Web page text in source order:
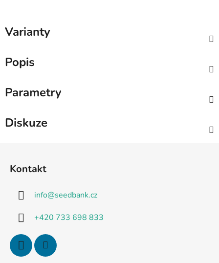
Varianty
Popis
Parametry
Diskuze
Kontakt
info@seedbank.cz
+420 733 698 833